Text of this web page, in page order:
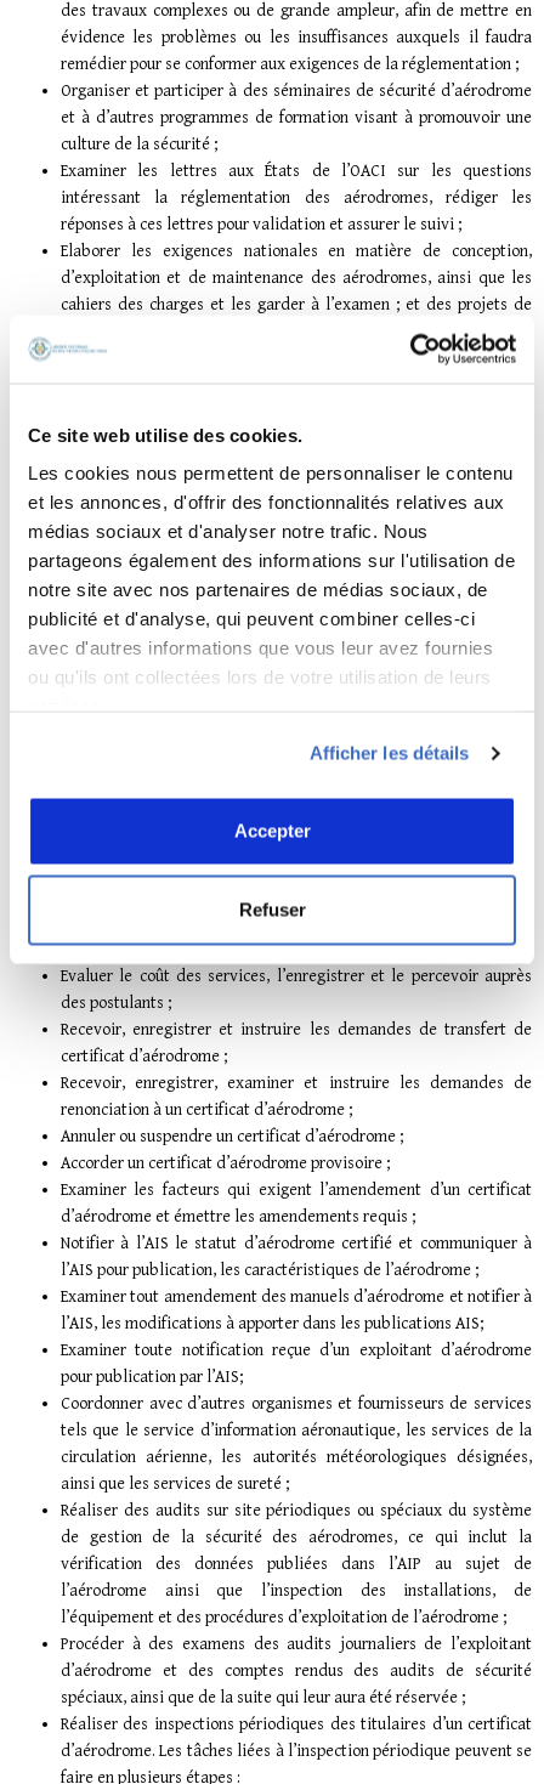
Ce site web utilise des cookies.
Les cookies nous permettent de personnaliser le contenu
et les annonces, d'offrir des fonctionnalités relatives aux
médias sociaux et d'analyser notre trafic. Nous
partageons également des informations sur l'utilisation de
notre site avec nos partenaires de médias sociaux, de
publicité et d'analyse, qui peuvent combiner celles-ci
avec d'autres informations que vous leur avez fournies
ou qu'ils ont collectées lors de votre utilisation de leurs
Afficher les détails
Accepter
Refuser
des travaux complexes ou de grande ampleur, afin de mettre en
évidence les problèmes ou les insuffisances auxquels il faudra
remédier pour se conformer aux exigences de la réglementation ;
Organiser et participer à des séminaires de sécurité d’aérodrome
et à d’autres programmes de formation visant à promouvoir une
culture de la sécurité ;
Examiner les lettres aux États de l’OACI sur les questions
intéressant la réglementation des aérodromes, rédiger les
réponses à ces lettres pour validation et assurer le suivi ;
Elaborer les exigences nationales en matière de conception,
d’exploitation et de maintenance des aérodromes, ainsi que les
cahiers des charges et les garder à l’examen ; et des projets de
guide (circulaires, éléments indicatifs de mise en œuvre) ;
Elaborer et émettre des ordonnances, règles, circulaires
Examiner les plans et études pour de nouveaux aérodromes ou
pour l’extension ou la modification d’aérodromes existants qui
sont soumis à l’approbation de l’Autorité de l’aviation civile, afin
réglementation nationale sont respectées ;
Donner des avis aux inspecteurs d’aérodrome, selon les besoins,
au sujet des normes et pratiques d’aérodrome ;
Participer aux activités d’inspections et de certification
d’aérodrome ;
Suivre la mise en œuvre des procédures relatives au risque
de postulants qui s’apprêtent à demander un certificat
d’aérodrome ;
Délivrer ou refuser un certificat d’aérodrome ;
Evaluer le coût des services, l’enregistrer et le percevoir auprès
des postulants ;
Recevoir, enregistrer et instruire les demandes de transfert de
certificat d’aérodrome ;
Recevoir, enregistrer, examiner et instruire les demandes de
renonciation à un certificat d’aérodrome ;
Annuler ou suspendre un certificat d’aérodrome ;
Accorder un certificat d’aérodrome provisoire ;
Examiner les facteurs qui exigent l’amendement d’un certificat
d’aérodrome et émettre les amendements requis ;
Notifier à l’AIS le statut d’aérodrome certifié et communiquer à
l’AIS pour publication, les caractéristiques de l’aérodrome ;
Examiner tout amendement des manuels d’aérodrome et notifier à
l’AIS, les modifications à apporter dans les publications AIS;
Examiner toute notification reçue d’un exploitant d’aérodrome
pour publication par l’AIS;
Coordonner avec d’autres organismes et fournisseurs de services
tels que le service d’information aéronautique, les services de la
circulation aérienne, les autorités météorologiques désignées,
ainsi que les services de sureté ;
Réaliser des audits sur site périodiques ou spéciaux du système
de gestion de la sécurité des aérodromes, ce qui inclut la
vérification des données publiées dans l’AIP au sujet de
l’aérodrome ainsi que l’inspection des installations, de
l’équipement et des procédures d’exploitation de l’aérodrome ;
Procéder à des examens des audits journaliers de l’exploitant
d’aérodrome et des comptes rendus des audits de sécurité
spéciaux, ainsi que de la suite qui leur aura été réservée ;
Réaliser des inspections périodiques des titulaires d’un certificat
d’aérodrome. Les tâches liées à l’inspection périodique peuvent se
faire en plusieurs étapes :